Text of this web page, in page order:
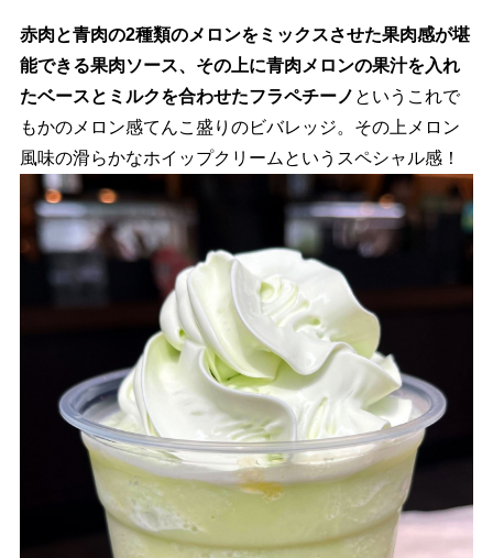
赤肉と青肉の2種類のメロンをミックスさせた果肉感が堪
能できる果肉ソース、その上に青肉メロンの果汁を入れ
たベースとミルクを合わせたフラペチーノ というこれで
もかのメロン感てんこ盛りのビバレッジ。その上メロン
風味の滑らかなホイップクリームというスペシャル感！